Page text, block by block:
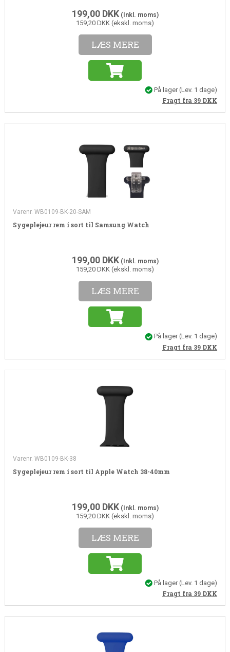
199,00 DKK(Inkl. moms)
159,20 DKK (ekskl. moms)
LÆS MERE
På lager(Lev. 1 dage)
Fragt fra 39 DKK
Varenr. WB0109-BK-20-SAM
Sygeplejeur rem i sort til Samsung Watch
199,00 DKK(Inkl. moms)
159,20 DKK (ekskl. moms)
LÆS MERE
På lager(Lev. 1 dage)
Fragt fra 39 DKK
Varenr. WB0109-BK-38
Sygeplejeur rem i sort til Apple Watch 38-40mm
199,00 DKK(Inkl. moms)
159,20 DKK (ekskl. moms)
LÆS MERE
På lager(Lev. 1 dage)
Fragt fra 39 DKK